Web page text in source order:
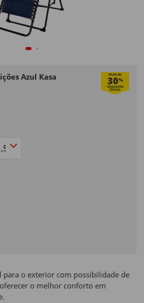
Azul Kasa Mais de
30%
para o exterior com possibilidade de
o melhor conforto em